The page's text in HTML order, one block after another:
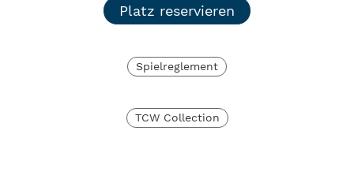
Platz reservieren
Spielreglement
TCW Collection